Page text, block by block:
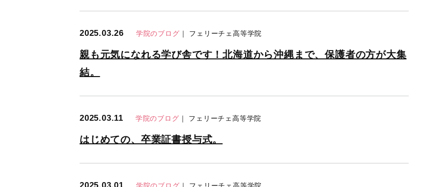
2025.03.26 学院のブログ ｜ フェリーチェ高等学院
親も元気になれる学び舎です！北海道から沖縄まで、保護者の方が大集
結。
2025.03.11 学院のブログ ｜ フェリーチェ高等学院
はじめての、卒業証書授与式。